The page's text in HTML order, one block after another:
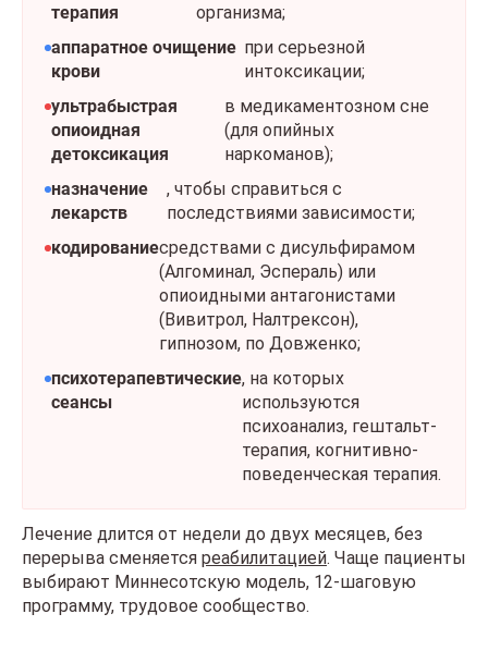
терапия
организма;
аппаратное очищение
крови
при серьезной
интоксикации;
ультрабыстрая
опиоидная
детоксикация
в медикаментозном сне
(для опийных
наркоманов);
назначение
лекарств
, чтобы справиться с
последствиями зависимости;
кодированиесредствами с дисульфирамом
(Алгоминал, Эспераль) или
опиоидными антагонистами
(Вивитрол, Налтрексон),
гипнозом, по Довженко;
психотерапевтические
сеансы
, на которых
используются
психоанализ, гештальт-
терапия, когнитивно-
поведенческая терапия.
Лечение длится от недели до двух месяцев, без
перерыва сменяется реабилитацией. Чаще пациенты
выбирают Миннесотскую модель, 12-шаговую
программу, трудовое сообщество.